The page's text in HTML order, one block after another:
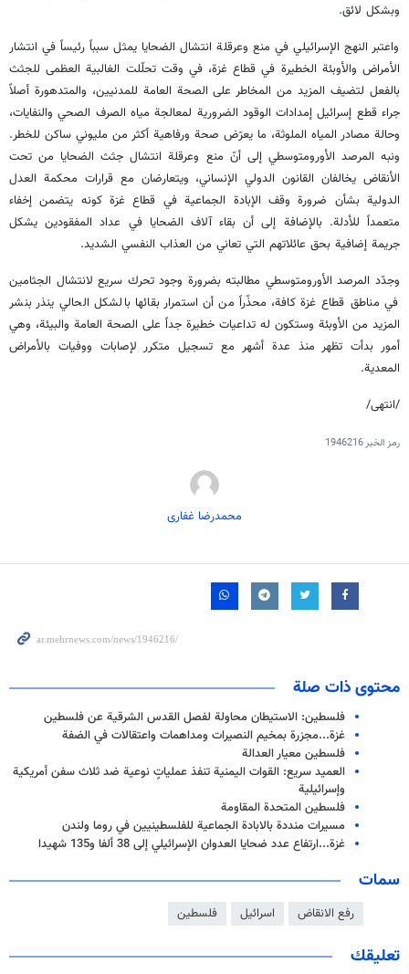
وبشكل لائق.
واعتبر النهج الإسرائيلي في منع وعرقلة انتشال الضحايا يمثل سبباً رئيساً في انتشار
الأمراض والأوبئة الخطيرة في قطاع غزة، في وقت تحلّلت الغالبية العظمى للجثث
بالفعل لتضيف المزيد من المخاطر على الصحة العامة للمدنيين، والمتدهورة أصلاً
جراء قطع إسرائيل إمدادات الوقود الضرورية لمعالجة مياه الصرف الصحي والنفايات،
وحالة مصادر المياه الملوثة، ما يعرّض صحة ورفاهية أكثر من مليوني ساكن للخطر.
ونبه المرصد الأورومتوسطي إلى أنّ منع وعرقلة انتشال جثث الضحايا من تحت
الأنقاض يخالفان القانون الدولي الإنساني، ويتعارضان مع قرارات محكمة العدل
الدولية بشأن ضرورة وقف الإبادة الجماعية في قطاع غزة كونه يتضمن إخفاء
متعمداً للأدلة. بالإضافة إلى أن بقاء آلاف الضحايا في عداد المفقودين يشكل
جريمة إضافية بحق عائلاتهم التي تعاني من العذاب النفسي الشديد.
وجدّد المرصد الأورومتوسطي مطالبته بضرورة وجود تحرك سريع لانتشال الجثامين
في مناطق قطاع غزة كافة، محذّراً من أن استمرار بقائها بالشكل الحالي ينذر بنشر
المزيد من الأوبئة وستكون له تداعيات خطيرة جداً على الصحة العامة والبيئة، وهي
أمور بدأت تظهر منذ عدة أشهر مع تسجيل متكرر لإصابات ووفيات بالأمراض
المعدية.
/انتهى/
رمز الخبر1946216
محمدرضا غفاری
محتوى ذات صلة
فلسطين: الاستيطان محاولة لفصل القدس الشرقية عن فلسطين
غزة...مجزرة بمخيم النصيرات ومداهمات واعتقالات في الضفة
فلسطين معيار العدالة
العميد سريع: القوات اليمنية تنفذ عملياتٍ نوعية ضد ثلاث سفن أمريكية
وإسرائيلية
فلسطين المتحدة المقاومة
مسيرات منددة بالابادة الجماعية للفلسطينيين في روما ولندن
غزة...ارتفاع عدد ضحايا العدوان الإسرائيلي إلى 38 ألفا و135 شهيدا
سمات
رفع الانقاض اسرائيل فلسطين
تعليقك